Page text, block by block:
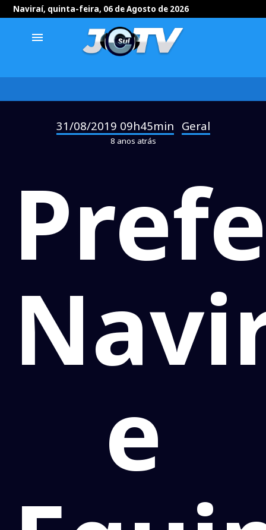
Naviraí, quinta-feira, 06 de Agosto de 2026
menu
31/08/2019 09h45min Geral
8 anos atrás
e